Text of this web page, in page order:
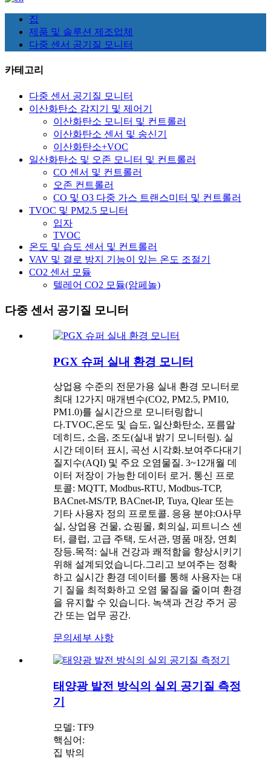
집
제품 및 솔루션 제조업체
다중 센서 공기질 모니터
카테고리
다중 센서 공기질 모니터
이산화탄소 감지기 및 제어기
이산화탄소 모니터 및 컨트롤러
이산화탄소 센서 및 송신기
이산화탄소+VOC
일산화탄소 및 오존 모니터 및 컨트롤러
CO 센서 및 컨트롤러
오존 컨트롤러
CO 및 O3 다중 가스 트랜스미터 및 컨트롤러
TVOC 및 PM2.5 모니터
입자
TVOC
온도 및 습도 센서 및 컨트롤러
VAV 및 결로 방지 기능이 있는 온도 조절기
CO2 센서 모듈
텔레어 CO2 모듈(암페놀)
다중 센서 공기질 모니터
PGX 슈퍼 실내 환경 모니터
상업용 수준의 전문가용 실내 환경 모니터로
최대 12가지 매개변수(CO2, PM2.5, PM10,
PM1.0)를 실시간으로 모니터링합니
다.TVOC,온도 및 습도, 일산화탄소, 포름알
데히드, 소음, 조도(실내 밝기 모니터링). 실
시간 데이터 표시, 곡선 시각화.보여주다대기
질지수(AQI) 및 주요 오염물질. 3~12개월 데
이터 저장이 가능한 데이터 로거. 통신 프로
토콜: MQTT, Modbus-RTU, Modbus-TCP,
BACnet-MS/TP, BACnet-IP, Tuya, Qlear 또는
기타 사용자 정의 프로토콜. 응용 분야:O사무
실, 상업용 건물, 쇼핑몰, 회의실, 피트니스 센
터, 클럽, 고급 주택, 도서관, 명품 매장, 연회
장등.목적: 실내 건강과 쾌적함을 향상시키기
위해 설계되었습니다.그리고 보여주는 정확
하고 실시간 환경 데이터를 통해 사용자는 대
기 질을 최적화하고 오염 물질을 줄이며 환경
을 유지할 수 있습니다. 녹색과 건강 주거 공
간 또는 업무 공간.
문의 세부 사항
태양광 발전 방식의 실외 공기질 측정
기
모델: TF9
핵심어:
집 밖의